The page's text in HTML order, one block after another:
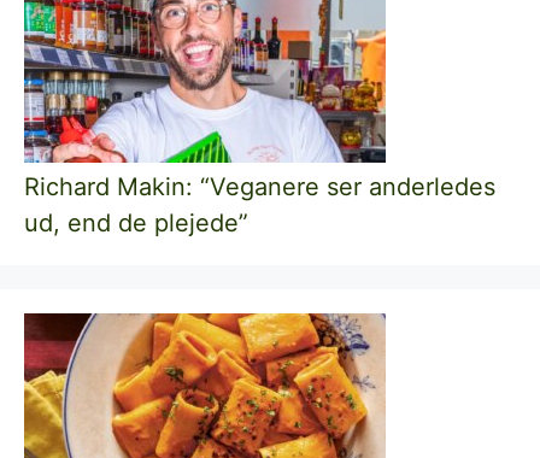
Richard Makin: “Veganere ser anderledes
ud, end de plejede”